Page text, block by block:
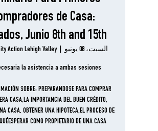
de Casa:
Junio 8th and 15th
السبت، 08 يونيو
  |
Action Lehigh Valley
SOBRE: PREPARANDOSE PARA COMPRAR
CASA,LA IMPORTANCIA DEL BUEN CRÉDITO,
CASA, OBTENER UNA HIPOTECA,EL PROCESO DE